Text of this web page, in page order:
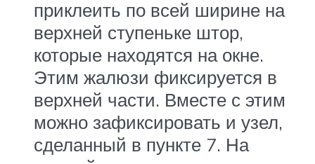
приклеить по всей ширине на
верхней ступеньке штор,
которые находятся на окне.
Этим жалюзи фиксируется в
верхней части. Вместе с этим
можно зафиксировать и узел,
сделанный в пункте 7. На